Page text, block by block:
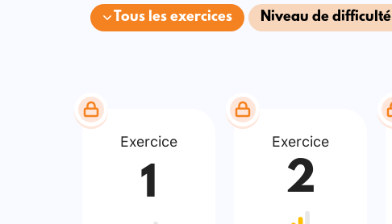
Tous les exercices Niveau de difficulté
Exercice
1
Exercice
2